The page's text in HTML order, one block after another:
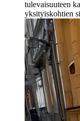
tulevaisuuteen
yksityiskohtien